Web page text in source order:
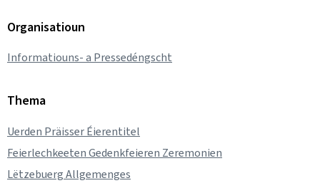
Organisatioun
Informatiouns- a Pressedéngscht
Thema
Uerden Präisser Éierentitel
Feierlechkeeten Gedenkfeieren Zeremonien
Lëtzebuerg Allgemenges